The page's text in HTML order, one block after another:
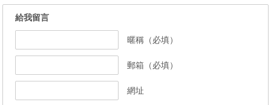
給我留言
暱稱（必填）
郵箱（必填）
網址